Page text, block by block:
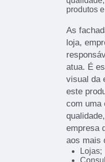
produtos
As
loja,
atua. É
visual da
este
com uma
empresa
aos mais
Lojas;